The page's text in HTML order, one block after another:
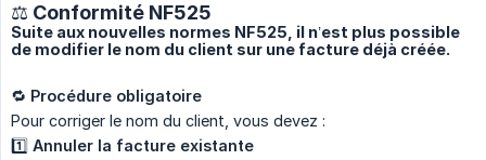
⚖️ Conformité NF525
Suite aux nouvelles normes NF525, il n’est plus possible
de modifier le nom du client sur une facture déjà créée.
🔁 Procédure obligatoire
Pour corriger le nom du client, vous devez :
1️⃣ Annuler la facture existante